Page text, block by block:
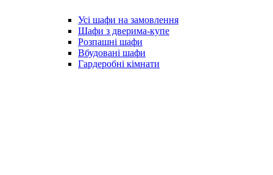
Усі шафи на замовлення
Шафи з дверима-купе
Розпашні шафи
Вбудовані шафи
Гардеробні кімнати